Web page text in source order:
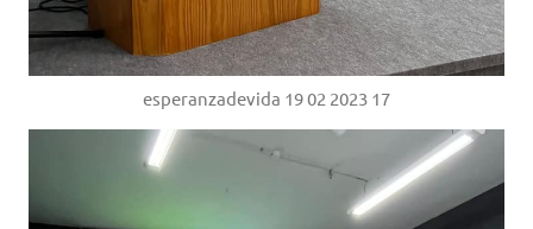
esperanzadevida 19 02 2023 17